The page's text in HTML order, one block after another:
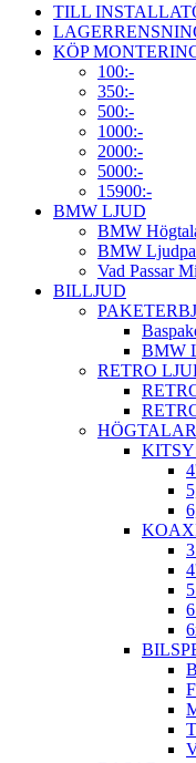
TILL
KÖP
100:-
350:-
500:-
1000:-
2000:-
5000:-
15900:-
BMW LJUD
BMW
BMW
Vad Passar
BILLJUD
BMW
RETRO